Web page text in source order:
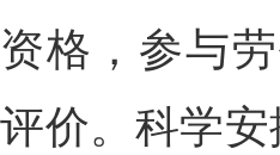
资格，参与
评价。科学